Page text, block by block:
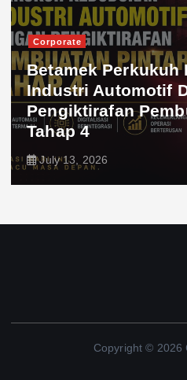
Corporate
Betamek Perkukuh
Industri Automotif
Pengiktirafan
Tahap 4
July 13, 2026
Copyright © 2026